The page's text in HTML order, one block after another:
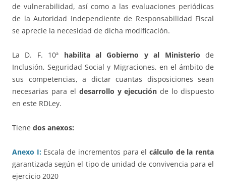
de vulnerabilidad, así como a las evaluaciones periódicas
de la Autoridad Independiente de Responsabilidad Fiscal
se aprecie la necesidad de dicha modificación.
La D. F. 10ª habilita al Gobierno y al Ministerio de
Inclusión, Seguridad Social y Migraciones, en el ámbito de
sus competencias, a dictar cuantas disposiciones sean
necesarias para el desarrollo y ejecución de lo dispuesto
en este RDLey.
Tiene dos anexos:
Anexo I: Escala de incrementos para el cálculo de la renta
garantizada según el tipo de unidad de convivencia para el
ejercicio 2020